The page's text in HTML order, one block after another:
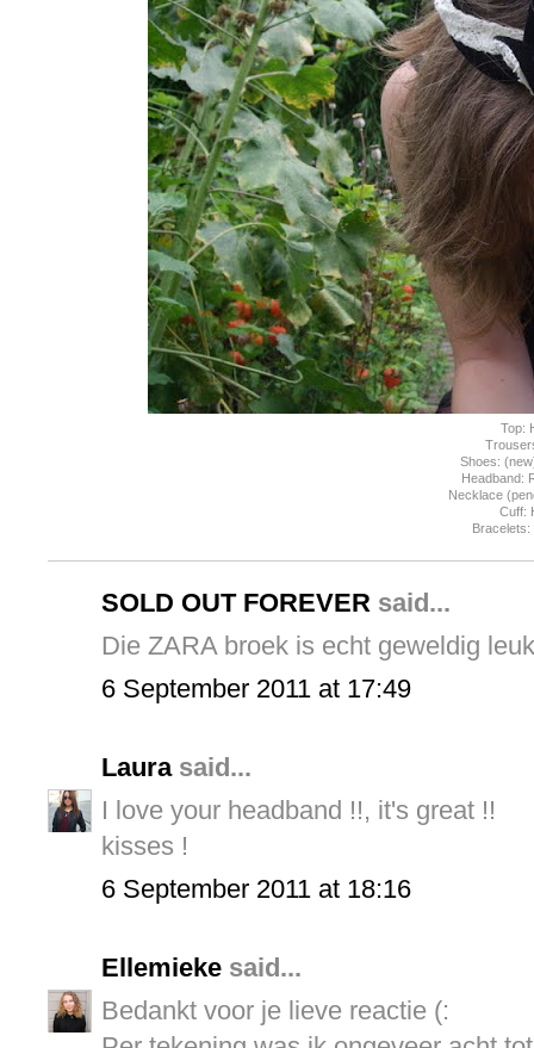
Top:
Shoes:
Headband:
Necklace
Cuff:
Bracelets:
SOLD OUT FOREVER said...
Die ZARA broek is echt geweldig
6 September 2011 at 17:49
Laurasaid...
I love your headband !!, it's great !!
kisses !
6 September 2011 at 18:16
Ellemieke said...
Bedankt voor je lieve reactie (: